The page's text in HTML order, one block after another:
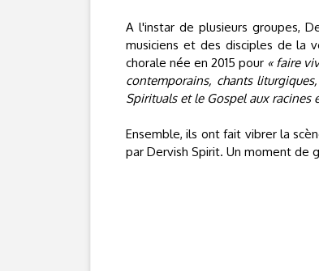
A l'instar de plusieurs groupes,
musiciens et des disciples de la
chorale née en 2015 pour « faire
contemporains, chants
Spirituals et le Gospel aux racines
Ensemble, ils ont fait vibrer la
par Dervish Spirit. Un moment de